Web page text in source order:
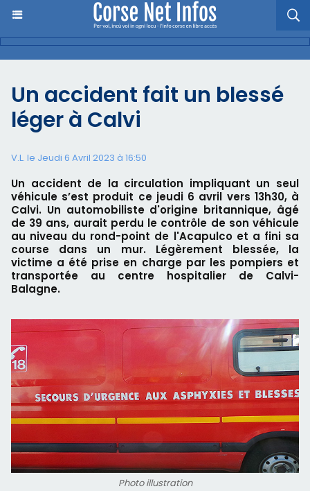
Un accident fait un blessé
léger à Calvi
V.L. le Jeudi 6 Avril 2023 à 16:50
Un accident de la circulation impliquant un seul
véhicule s’est produit ce jeudi 6 avril vers 13h30, à
Calvi. Un automobiliste d'origine britannique, âgé
de 39 ans, aurait perdu le contrôle de son véhicule
au niveau du rond-point de l'Acapulco et a fini sa
course dans un mur. Légèrement blessée, la
victime a été prise en charge par les pompiers et
transportée au centre hospitalier de Calvi-
Balagne.
Photo illustration